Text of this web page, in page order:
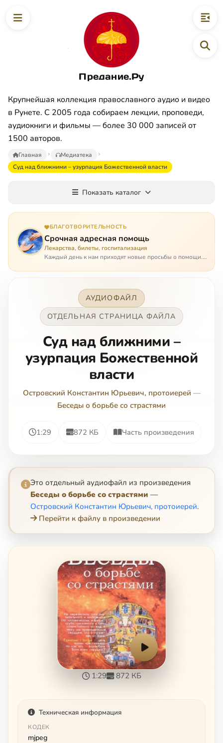
Предание.Ру
Крупнейшая коллекция православного аудио и видео
в Рунете. С 2005 года собираем лекции, проповеди,
аудиокниги и фильмы — более 30 000 записей от
1500 авторов.
Главная
Медиатека
Суд над ближними – узурпация Божественной власти
Показать каталог
БЛАГОТВОРИТЕЛЬНОСТЬ
Срочная адресная помощь
Лекарства, билеты, госпитализация
Каждый день к нам приходят новые просьбы о помощи.
она нужна была вчера: в приеме лекарств образовался
АУДИОФАЙЛ
ОТДЕЛЬНАЯ СТРАНИЦА ФАЙЛА
Суд над ближними –
узурпация Божественной
власти
Островский Константин Юрьевич, протоиерей —
Беседы о борьбе со страстями
1:29 872 КБ Часть произведения
Это отдельный аудиофайл из произведения
Беседы о борьбе со страстями —
Островский Константин Юрьевич, протоиерей.
Перейти к файлу в произведении
1:29 872 КБ
Техническая информация
КОДЕК
mjpeg